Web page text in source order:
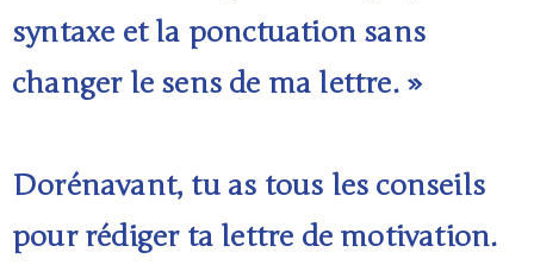
syntaxe et la ponctuation sans
changer le sens de ma lettre. »
Dorénavant, tu as tous les conseils
pour rédiger ta lettre de motivation.